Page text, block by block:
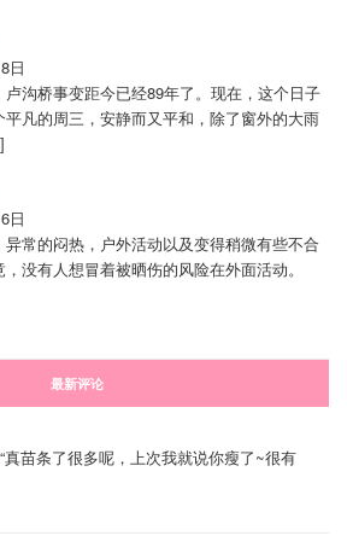
日
卢沟桥事变距今已经89年了。现在，这个日子
平凡的周三，安静而又平和，除了窗外的大雨
日
异常的闷热，户外活动以及变得稍微有些不合
没有人想冒着被晒伤的风险在外面活动。
最新评论
真苗条了很多呢，上次我就说你瘦了~很有